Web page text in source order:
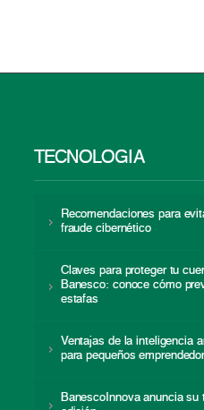
TECNOLOGÍA
Recomendaciones para
fraude cibernético
Claves para proteger tu
Banesco: conoce cómo
estafas
Ventajas de la inteligencia
para pequeños
BanescoInnova anuncia su